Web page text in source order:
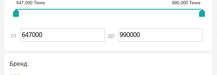
647,000 Тенге 990,000Тенге
от до
Бренд: